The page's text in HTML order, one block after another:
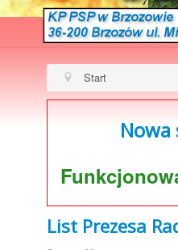
Start
Nowa
List Prezesa